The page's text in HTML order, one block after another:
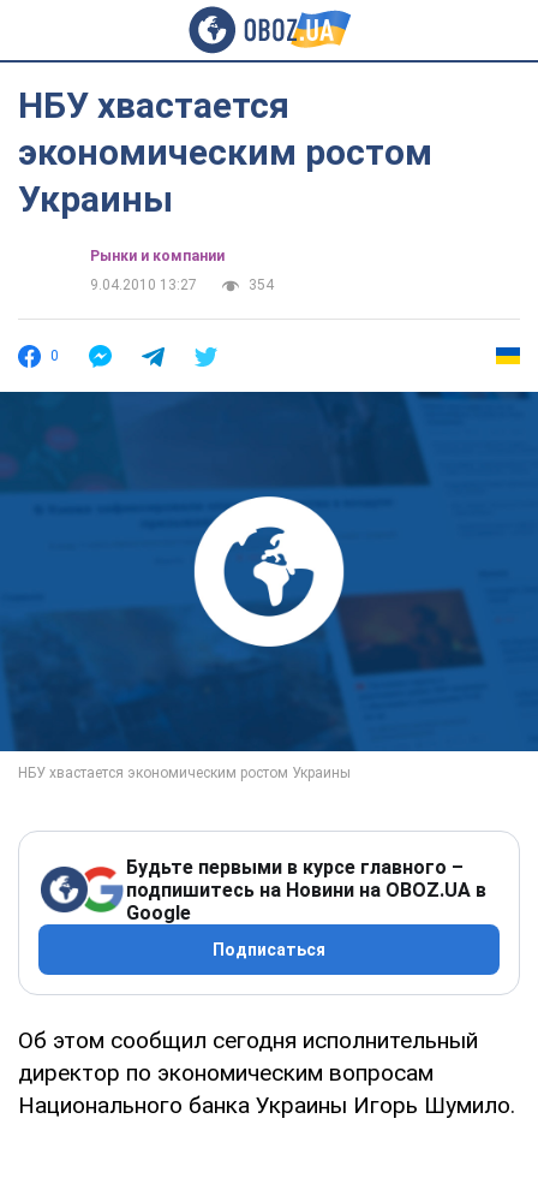
НБУ хвастается
экономическим ростом
Украины
Рынки и компании
9.04.2010 13:27
354
0
Будьте первыми в курсе главного –
подпишитесь на Новини на OBOZ.UA в
Google
Подписаться
Об этом сообщил сегодня исполнительный
директор по экономическим вопросам
Национального банка Украины Игорь Шумило.